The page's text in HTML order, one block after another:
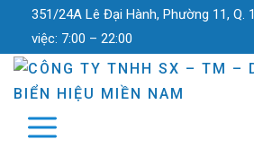
351/24A Lê Đại Hành, Phường 11, Q.
việc: 7:00 – 22:00